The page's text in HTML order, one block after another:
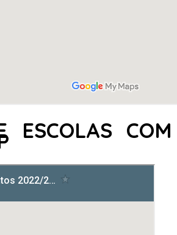
ESCOLAS COM